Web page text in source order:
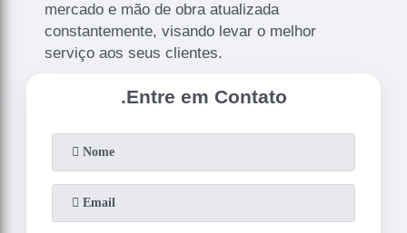
mercado e mão de obra atualizada
constantemente, visando levar o melhor
serviço aos seus clientes.
.Entre em Contato